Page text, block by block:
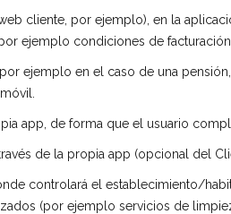
cliente, por ejemplo), en la
ejemplo condiciones de
ejemplo en el caso de una
app, de forma que el usuario
de la propia app (opcional del
controlará el establecimiento/
(por ejemplo servicios de